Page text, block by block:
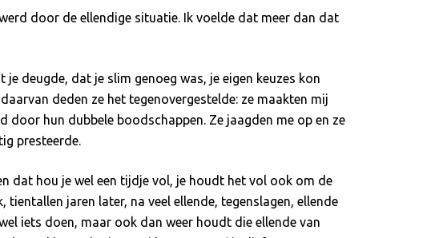
door de ellendige situatie. Ik voelde dat meer dan dat
deugde, dat je slim genoeg was, je eigen keuzes kon
deden ze het tegenovergestelde: ze maakten mij
hun dubbele boodschappen. Ze jaagden me op en ze
presteerde.
dat hou je wel een tijdje vol, je houdt het vol ook om de
jaren later, na veel ellende, tegenslagen, ellende
iets doen, maar ook dan weer houdt die ellende van